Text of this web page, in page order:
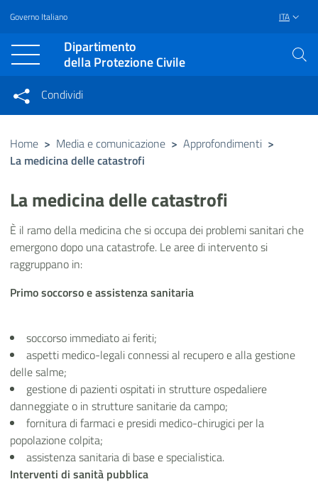
Vai al contenuto principale
Raggiungi il piè di pagina
Governo Italiano ITA
Dipartimento
della Protezione Civile
Condividi su Facebook
Condividi su Twitter
Condividi su LinkedIn
Condividi
Condividi sui social network
Home > Media e comunicazione > Approfondimenti >
La medicina delle catastrofi
La medicina delle catastrofi
È il ramo della medicina che si occupa dei problemi sanitari che
emergono dopo una catastrofe. Le aree di intervento si
raggruppano in:
Primo soccorso e assistenza sanitaria
soccorso immediato ai feriti;
aspetti medico-legali connessi al recupero e alla gestione
delle salme;
gestione di pazienti ospitati in strutture ospedaliere
danneggiate o in strutture sanitarie da campo;
fornitura di farmaci e presidi medico-chirugici per la
popolazione colpita;
assistenza sanitaria di base e specialistica.
Interventi di sanità pubblica